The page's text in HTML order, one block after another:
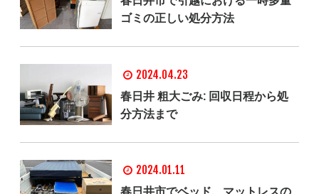
ゴミの正しい処分方法
2024.04.23
春日井 粗大ごみ: 回収日程から処
分方法まで
2024.01.11